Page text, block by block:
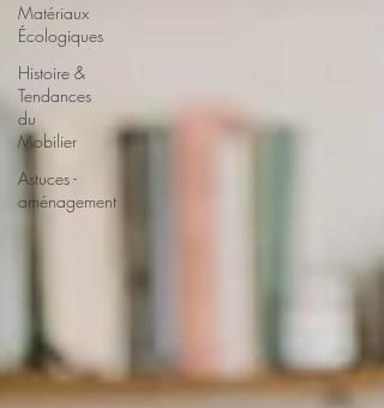
Matériaux
Écologiques
Histoire &
Tendances
du
Mobilier
Astuces -
aménagement